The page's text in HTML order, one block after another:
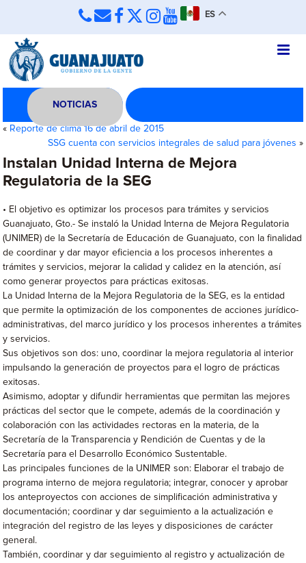
ES
NOTICIAS
« Reporte de clima 16 de abril de 2015
SSG cuenta con servicios integrales de salud para jóvenes »
Instalan Unidad Interna de Mejora
Regulatoria de la SEG
• El objetivo es optimizar los procesos para trámites y servicios
Guanajuato, Gto.- Se instaló la Unidad Interna de Mejora Regulatoria
(UNIMER) de la Secretaría de Educación de Guanajuato, con la finalidad
de coordinar y dar mayor eficiencia a los procesos inherentes a
trámites y servicios, mejorar la calidad y calidez en la atención, así
como generar proyectos para prácticas exitosas.
La Unidad Interna de la Mejora Regulatoria de la SEG, es la entidad
que permite la optimización de los componentes de acciones jurídico-
administrativas, del marco jurídico y los procesos inherentes a trámites
y servicios.
Sus objetivos son dos: uno, coordinar la mejora regulatoria al interior
impulsando la generación de proyectos para el logro de prácticas
exitosas.
Asimismo, adoptar y difundir herramientas que permitan las mejores
prácticas del sector que le compete, además de la coordinación y
colaboración con las actividades rectoras en la materia, de la
Secretaría de la Transparencia y Rendición de Cuentas y de la
Secretaría para el Desarrollo Económico Sustentable.
Las principales funciones de la UNIMER son: Elaborar el trabajo de
programa interno de mejora regulatoria; integrar, conocer y aprobar
los anteproyectos con acciones de simplificación administrativa y
documentación; coordinar y dar seguimiento a la actualización e
integración del registro de las leyes y disposiciones de carácter
general.
También, coordinar y dar seguimiento al registro y actualización de